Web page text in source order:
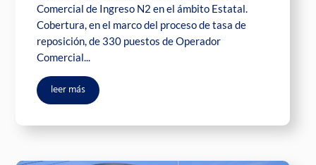
Comercial de Ingreso N2 en el ámbito Estatal.
Cobertura, en el marco del proceso de tasa de
reposición, de 330 puestos de Operador
Comercial...
leer más